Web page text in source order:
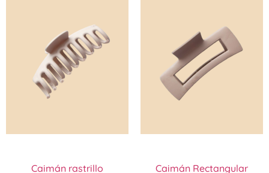
Caimán rastrillo Caimán Rectangular